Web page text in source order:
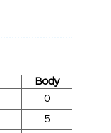
Body
0
5